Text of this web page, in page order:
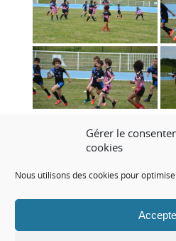
Gérer le
cookies
Nous utilisons des cookies pour
of
CATEGORY: Actualité FFR